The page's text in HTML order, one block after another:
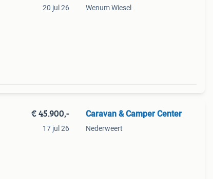
20 jul 26 Wenum Wiesel
€ 45.900,-
17 jul 26
Caravan & Camper Center
Nederweert